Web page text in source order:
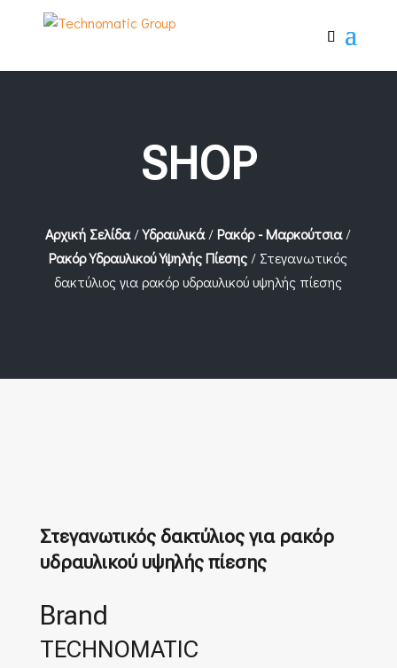
SHOP
Αρχική Σελίδα/Υδραυλικά/Ρακόρ - Μαρκούτσια/
Ρακόρ Υδραυλικού Υψηλής Πίεσης / Στεγανωτικός
δακτύλιος για ρακόρ υδραυλικού υψηλής πίεσης
Στεγανωτικός δακτύλιος για ρακόρ
υδραυλικού υψηλής πίεσης
Brand
TECHNOMATIC